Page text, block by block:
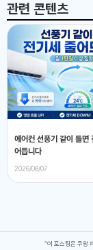
관련 콘텐츠
에어컨 선풍기 같이 틀면
어듭니다
2026/08/07
“이 포스팅은 쿠팡